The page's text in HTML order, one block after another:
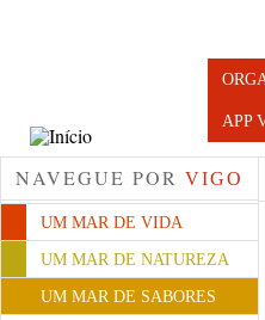
APP
NAVEGUE POR VIGO
UM MAR DE VIDA
UM MAR DE NATUREZA
UM MAR DE SABORES